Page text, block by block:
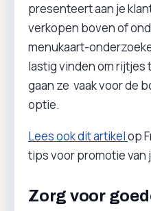
presenteert aan je
verkopen boven of
menukaart-
lastig vinden om rijtjes
gaan ze vaak voor de
optie.
Lees ook dit artikelop
tips voor promotie van
Zorg voor